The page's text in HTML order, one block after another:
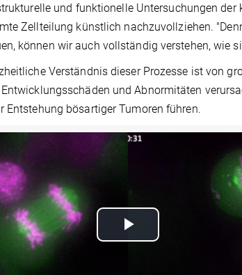
und funktionelle Untersuchungen
Zellteilung künstlich nachzuvollziehen.
können wir auch vollständig verstehen, wie
Verständnis dieser Prozesse ist von
und Abnormitäten
Entstehung bösartiger Tumoren führen.
Play